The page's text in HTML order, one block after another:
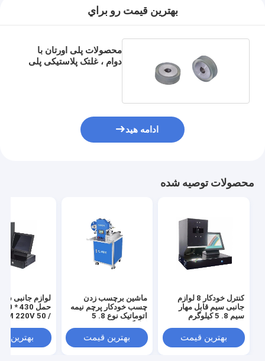
بهترين قيمت رو براي
محصولات پلی اورتان با
دوام ، غلتک پلاستیکی پلی
ادامه هید
محصولات توصیه شده
کنترل خودکار 8 لوازم
جانبی سیم قابل مهار
سیم 8. 5 کیلوگرم
بهترین قیمت
ماشین برچسب زدن
چسب خودکار پرچم نیمه
اتوماتیک نوع 8. 5
بهترین قیمت
لوازم جانبی
بهترین